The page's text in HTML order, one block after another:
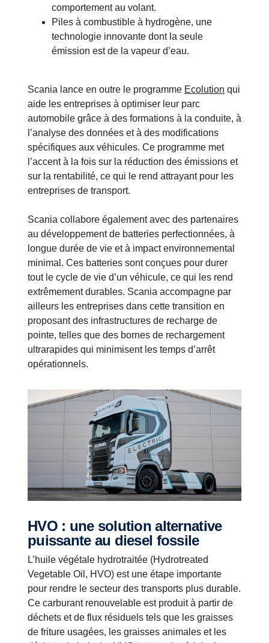
comportement au volant.
Piles à combustible à hydrogène, une
technologie innovante dont la seule
émission est de la vapeur d’eau.
Scania lance en outre le programme Ecolution qui
aide les entreprises à optimiser leur parc
automobile grâce à des formations à la conduite, à
l’analyse des données et à des modifications
spécifiques aux véhicules. Ce programme met
l’accent à la fois sur la réduction des émissions et
sur la rentabilité, ce qui le rend attrayant pour les
entreprises de transport.
Scania collabore également avec des partenaires
au développement de batteries perfectionnées, à
longue durée de vie et à impact environnemental
minimal. Ces batteries sont conçues pour durer
tout le cycle de vie d’un véhicule, ce qui les rend
extrêmement durables. Scania accompagne par
ailleurs les entreprises dans cette transition en
proposant des infrastructures de recharge de
pointe, telles que des bornes de rechargement
ultrarapides qui minimisent les temps d’arrêt
opérationnels.
HVO : une solution alternative
puissante au diesel fossile
L’huile végétale hydrotraitée (Hydrotreated
Vegetable Oil, HVO) est une étape importante
pour rendre le secteur des transports plus durable.
Ce carburant renouvelable est produit à partir de
déchets et de flux résiduels tels que les graisses
de friture usagées, les graisses animales et les